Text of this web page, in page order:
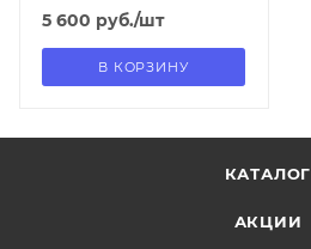
5 600 руб./шт
В КОРЗИНУ
КАТАЛОГ
АКЦИИ